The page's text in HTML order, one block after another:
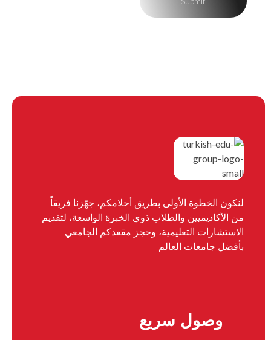
لنكون الخطوة الأولى بطريق أحلامكم، جهّزنا فريقاً
من الأكاديميين والطلاب ذوي الخبرة الواسعة، لتقديم
الاستشارات التعليمية، وحجز مقعدكم الجامعي
بأفضل جامعات العالم
وصول سريع